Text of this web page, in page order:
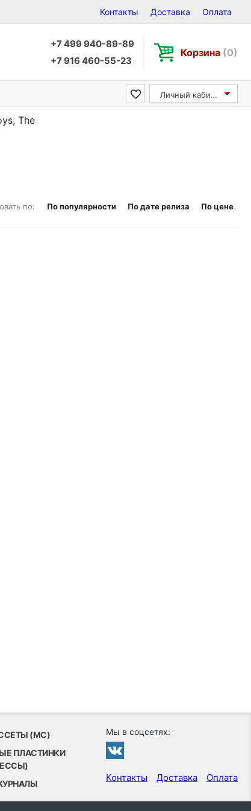
Контакты Доставка Оплата
+7 499 940-89-89
+7 916 460-55-23
Корзина (0)
Личный кабинет
The
по: По популярности По дате релиза По цене
(MC)
ПЛАСТИНКИ
Мы в соцсетях:
Контакты Доставка Оплата